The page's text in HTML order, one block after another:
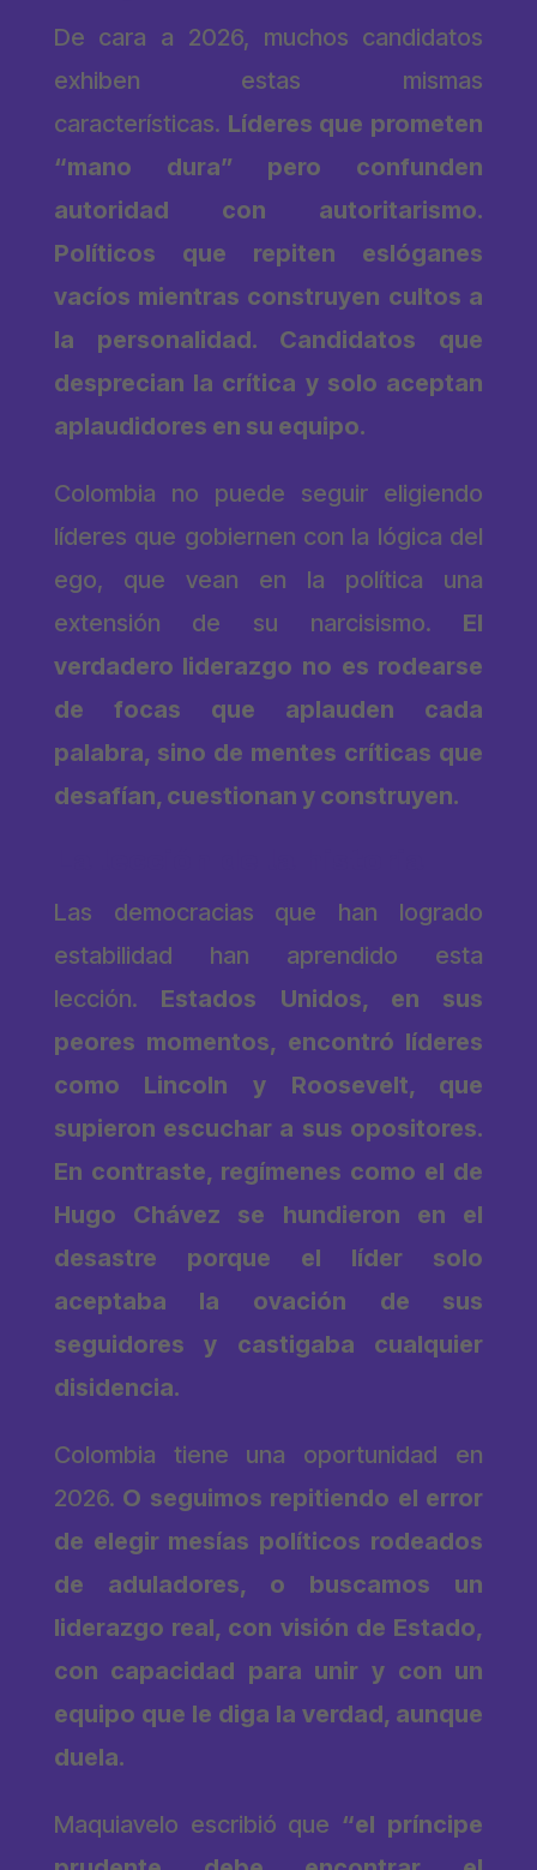
De cara a 2026, muchos candidatos
exhiben estas mismas
características. Líderes que prometen
“mano dura” pero confunden
autoridad con autoritarismo.
Políticos que repiten eslóganes
vacíos mientras construyen cultos a
la personalidad. Candidatos que
desprecian la crítica y solo aceptan
aplaudidores en su equipo.
Colombia no puede seguir eligiendo
líderes que gobiernen con la lógica del
ego, que vean en la política una
extensión de su narcisismo. El
verdadero liderazgo no es rodearse
de focas que aplauden cada
palabra, sino de mentes críticas que
desafían, cuestionan y construyen.
Las democracias que han logrado
estabilidad han aprendido esta
lección. Estados Unidos, en sus
peores momentos, encontró líderes
como Lincoln y Roosevelt, que
supieron escuchar a sus opositores.
En contraste, regímenes como el de
Hugo Chávez se hundieron en el
desastre porque el líder solo
aceptaba la ovación de sus
seguidores y castigaba cualquier
disidencia.
Colombia tiene una oportunidad en
2026. O seguimos repitiendo el error
de elegir mesías políticos rodeados
de aduladores, o buscamos un
liderazgo real, con visión de Estado,
con capacidad para unir y con un
equipo que le diga la verdad, aunque
duela.
Maquiavelo escribió que “el príncipe